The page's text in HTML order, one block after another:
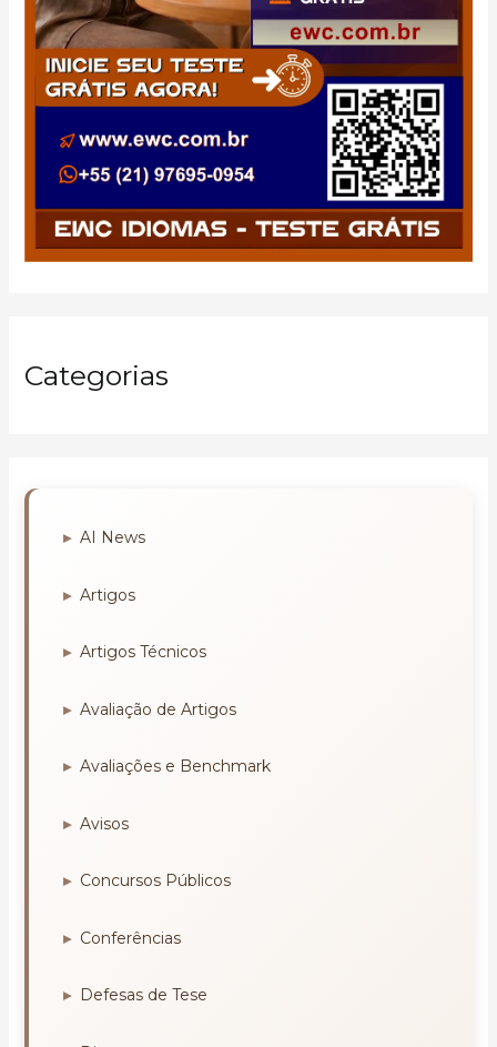
Categorias
AI News
Artigos
Artigos Técnicos
Avaliação de Artigos
Avaliações e Benchmark
Avisos
Concursos Públicos
Conferências
Defesas de Tese